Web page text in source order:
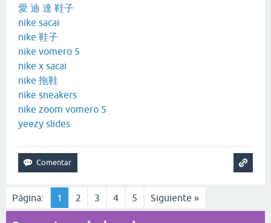
愛 迪 達 鞋子
nike sacai
nike 鞋子
nike vomero 5
nike x sacai
nike 拖鞋
nike sneakers
nike zoom vomero 5
yeezy slides
Página: 1 2 3 4 5 Siguiente »